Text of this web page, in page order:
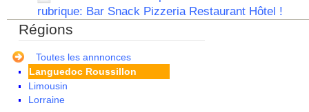
rubrique: Bar Snack Pizzeria Restaurant Hôtel !
Régions
Toutes les annnonces
Guadeloupe
Guyane
Haute Normandie
Ile de France
La Réunion
Languedoc Roussillon
Limousin
Lorraine